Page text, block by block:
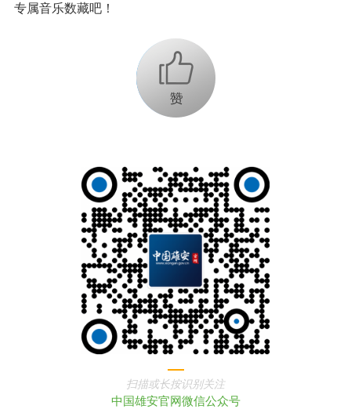
专属音乐数藏吧！
+1
扫描或长按识别关注
中国雄安官网微信公众号